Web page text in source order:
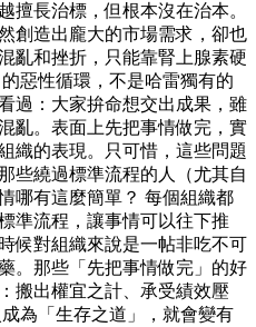
擅長治標，但根本沒在治本。
創造出龐大的市場需求，卻也
亂和挫折，只能靠腎上腺素硬
惡性循環，不是哈雷獨有的
過：大家拚命想交出成果，雖
亂。表面上先把事情做完，實
織的表現。只可惜，這些問題
些繞過標準流程的人（尤其自
哪有這麼簡單？ 每個組織都
準流程，讓事情可以往下推
候對組織來說是一帖非吃不可
。那些「先把事情做完」的好
搬出權宜之計、承受績效壓
為「生存之道」，就會變有